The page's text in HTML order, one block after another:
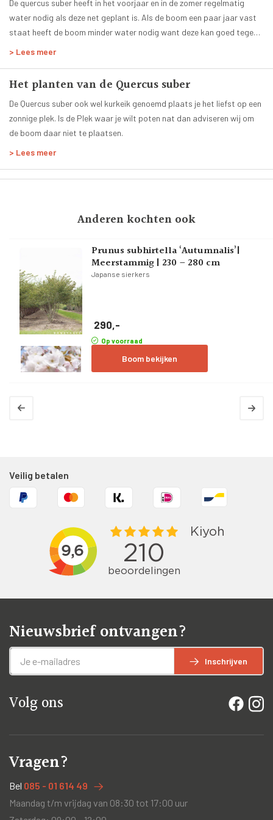
Bloesemkleur:
Geen
Breedte op 100 150 cm:
Totale hoogte:
500 - 600 cm
Hoogte volgroeide boom:
4 tot 6 meter
Bladkleur:
Groen
De quercus suber heeft in het voorjaar en in de zomer regelmatig
water nodig als deze net geplant is. Als de boom een paar jaar vast
staat heeft de boom minder water nodig want deze kan goed tegen
> Lees meer
Het planten van de Quercus suber
De Quercus suber ook wel kurkeik genoemd plaats je het liefst op een
zonnige plek. Is de Plek waar je wilt poten nat dan adviseren wij om
de boom daar niet te plaatsen.
> Lees meer
Anderen kochten ook
Prunus subhirtella ‘Autumnalis’|
Meerstammig | 230 – 280 cm
Japanse sierkers
290,-
Op voorraad
Boom bekijken
Veilig betalen
Nieuwsbrief ontvangen?
Inschrijven
Volg ons
Vragen?
Bel 085 - 01 614 49
Maandag t/m vrijdag van 08:30 tot 17:00 uur